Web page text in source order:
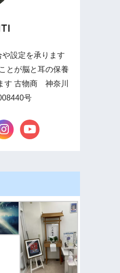
設定を承ります
とが脳と耳の保養
す 古物商 神奈川
号